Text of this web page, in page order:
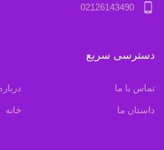
phone_android
02126143490
دسترسی سریع
تماس با ما
داستان ما خانه